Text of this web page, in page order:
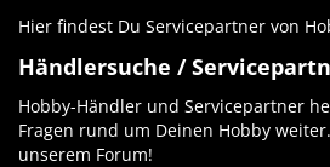
Hier findest Du Servicepartner von
Händlersuche /
Hobby-Händler und Servicepartner
Fragen rund um Deinen Hobby
unserem Forum!